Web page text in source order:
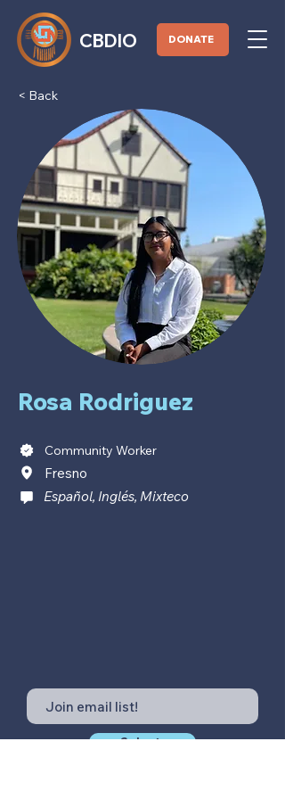
DONATE
CBDIO
< Back
Rosa Rodriguez
Community Worker
Fresno
Español, Inglés, Mixteco
Submit